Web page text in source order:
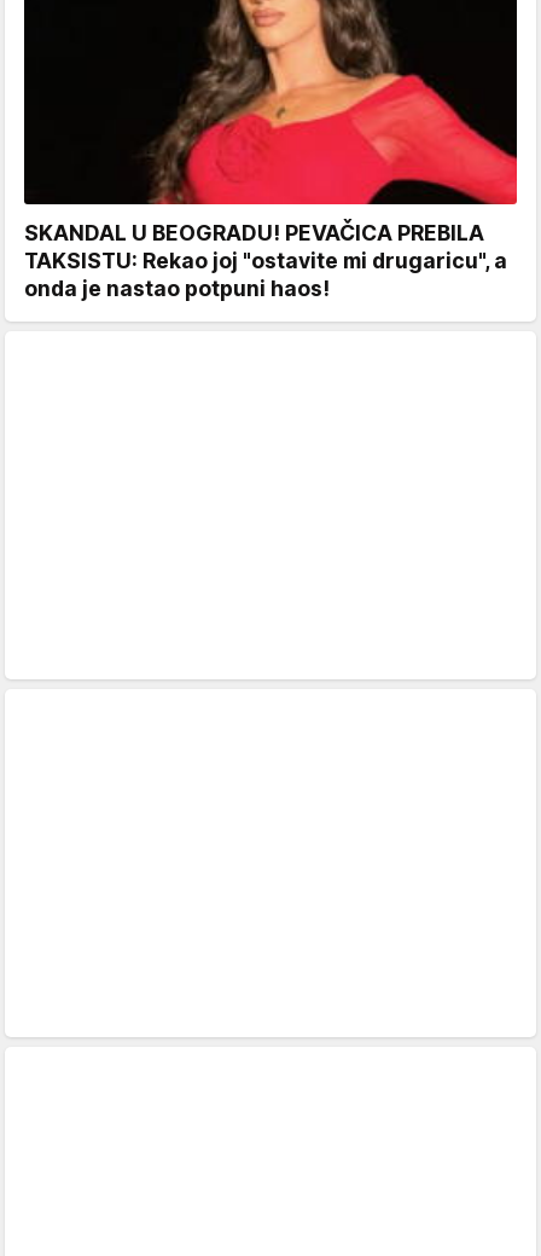
SKANDAL U BEOGRADU! PEVAČICA PREBILA
TAKSISTU: Rekao joj "ostavite mi drugaricu", a
onda je nastao potpuni haos!